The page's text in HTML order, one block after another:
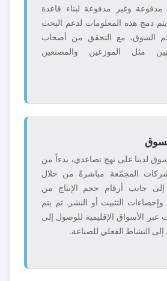
وغير مدفوعة لبناء قاعدة
يتم دمج هذه المعلومات لدعم البحث
السوق، مع التحقق من أصحاب
مثل الموزعين والمصنعين
لدينا على نهج تصاعدي، بدءاً من
المجمّعة مباشرةً من خلال
إلى جانب أرقام حجم الإنتاج من
التثبيت أو النشر. ثم يتم
عبر الأسواق الإقليمية للوصول إلى
النشاط الفعلي للصناعة.